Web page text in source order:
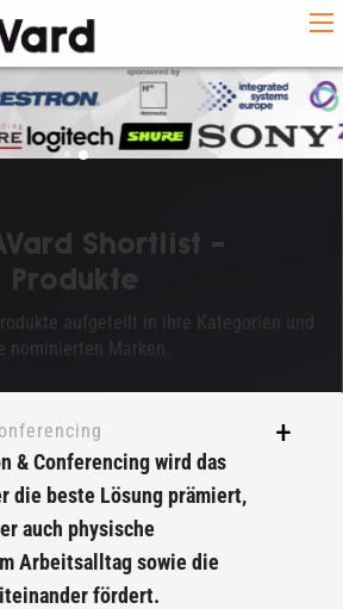
Shortlist -
Produkte
aufgeteilt in ihre Kategorien und
nominierten Marken.
& Conferencing wird das
die beste Lösung prämiert,
auch physische
Arbeitsalltag sowie die
fördert.